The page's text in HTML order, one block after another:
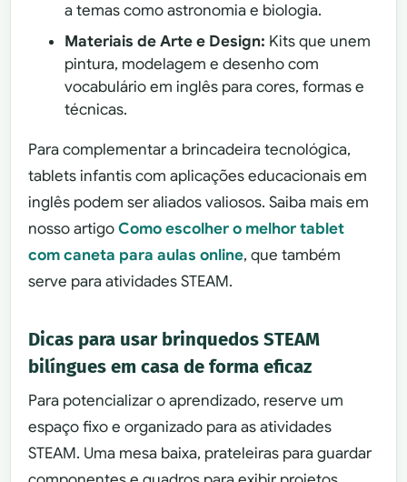
a temas como astronomia e biologia.
Materiais de Arte e Design: Kits que unem
pintura, modelagem e desenho com
vocabulário em inglês para cores, formas e
técnicas.
Para complementar a brincadeira tecnológica,
tablets infantis com aplicações educacionais em
inglês podem ser aliados valiosos. Saiba mais em
nosso artigoComo escolher o melhor tablet
com caneta para aulas online, que também
serve para atividades STEAM.
Dicas para usar brinquedos STEAM
bilíngues em casa de forma eficaz
Para potencializar o aprendizado, reserve um
espaço fixo e organizado para as atividades
STEAM. Uma mesa baixa, prateleiras para guardar